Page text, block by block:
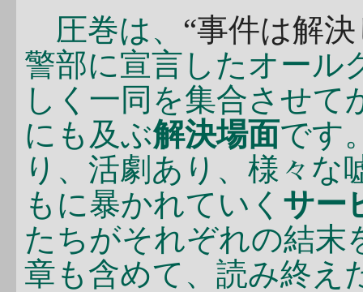
圧巻は、 “事件は解
警部に宣言したオール
しく一同を集合させて
にも及ぶ解決場面です
り、活劇あり、様々な
もに暴かれていく サー
たちがそれぞれの結末
章も含めて、読み終え